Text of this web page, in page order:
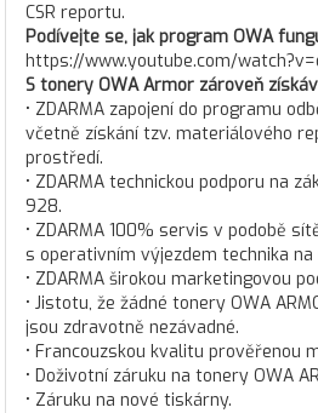
CSR reportu.
Podívejte se, jak program OWA
https://www.youtube.com/
S tonery OWA Armor zároveň
• ZDARMA zapojení do programu
včetně získání tzv. materiálového
prostředí.
• ZDARMA technickou podporu na
928.
• ZDARMA 100% servis v podobě
s operativním výjezdem technika
• ZDARMA širokou marketingovou
• Jistotu, že žádné tonery OWA
jsou zdravotně nezávadné.
• Francouzskou kvalitu prověřenou
• Doživotní záruku na tonery OWA
• Záruku na nové tiskárny.